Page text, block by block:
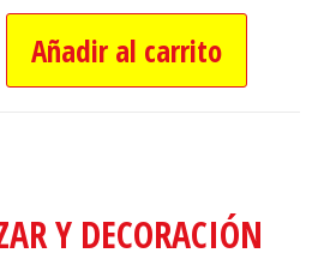
DE 20 CM cantidad
Añadir al carrito
Y DECORACIÓN